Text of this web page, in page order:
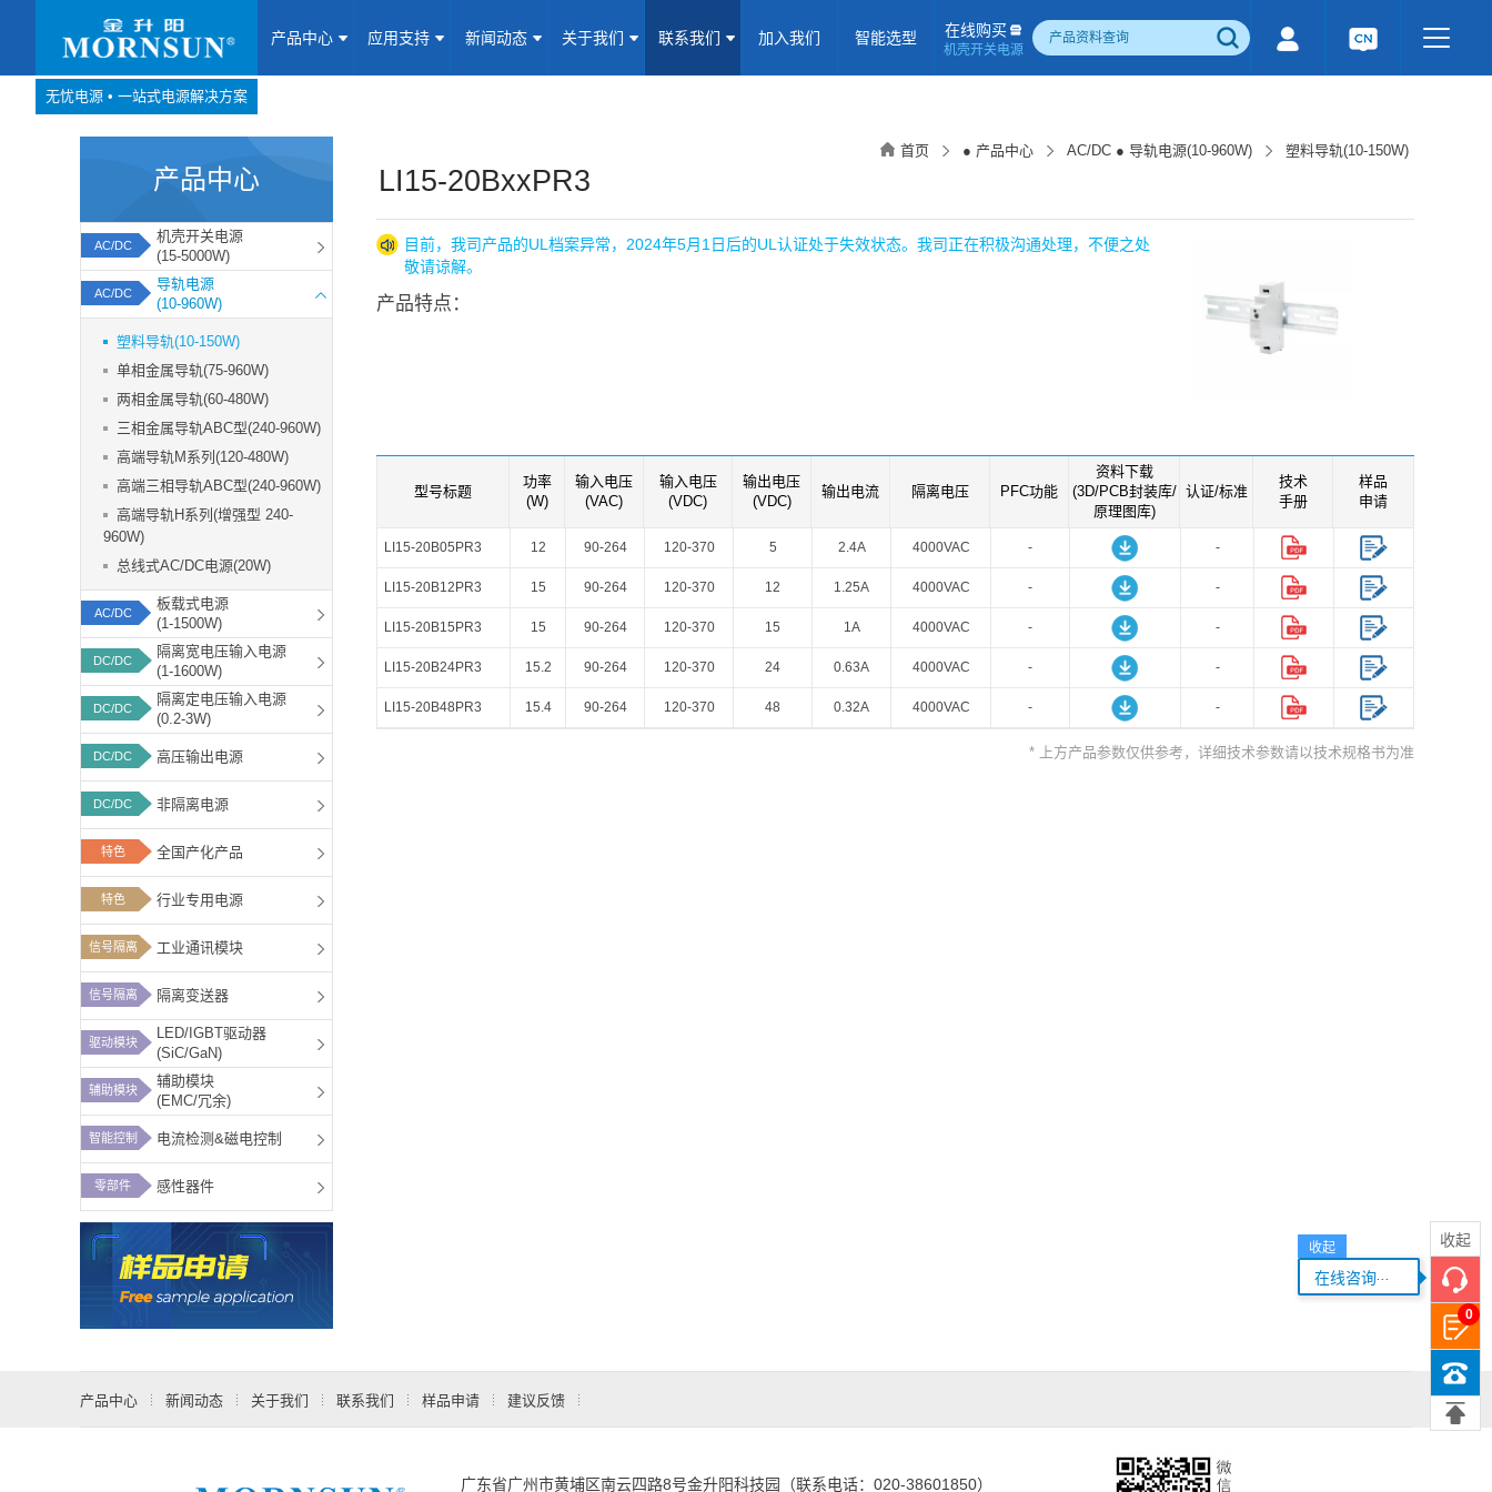
无忧电源 • 一站式电源解决方案
产品中心 应用支持 新闻动态 关于我们 联系我们 加入我们 智能选型 在线购买
机壳开关电源
网站地图
Website map
隔离变送器
应用支持
加入我们 加入我们
智能选型 样品申请 会员中心
产品中心
AC/DC
机壳开关电源
(15-5000W)
AC/DC
导轨电源
(10-960W)
塑料导轨(10-150W)
单相金属导轨(75-960W)
两相金属导轨(60-480W)
三相金属导轨ABC型(240-960W)
高端导轨M系列(120-480W)
高端三相导轨ABC型(240-960W)
高端导轨H系列(增强型 240-
960W)
总线式AC/DC电源(20W)
AC/DC
板载式电源
(1-1500W)
DC/DC
隔离宽电压输入电源
(1-1600W)
DC/DC
隔离定电压输入电源
(0.2-3W)
DC/DC 高压输出电源
DC/DC 非隔离电源
特色 全国产化产品
特色 行业专用电源
信号隔离 工业通讯模块
信号隔离 隔离变送器
驱动模块
LED/IGBT驱动器
(SiC/GaN)
辅助模块
辅助模块
(EMC/冗余)
智能控制 电流检测&磁电控制
零部件 感性器件
首页 ● 产品中心 AC/DC ● 导轨电源(10-960W) 塑料导轨(10-150W)
LI15-20BxxPR3
目前，我司产品的UL档案异常，2024年5月1日后的UL认证处于失效状态。我司正在积极沟通处理，不便之处
敬请谅解。
产品特点：
型号标题
功率
(W)
输入电压
(VAC)
输入电压
(VDC)
输出电压
(VDC)
输出电流 隔离电压 PFC功能
资料下载
(3D/PCB封装库/
原理图库)
认证/标准
技术
手册
样品
申请
LI15-20B05PR3 12 90-264 120-370 5 2.4A 4000VAC - -
LI15-20B12PR3 15 90-264 120-370 12 1.25A 4000VAC - -
LI15-20B15PR3 15 90-264 120-370 15 1A 4000VAC - -
LI15-20B24PR3 15.2 90-264 120-370 24 0.63A 4000VAC - -
LI15-20B48PR3 15.4 90-264 120-370 48 0.32A 4000VAC - -
* 上方产品参数仅供参考，详细技术参数请以技术规格书为准
收起
收起
在线咨询
0
产品中心 新闻动态 关于我们 联系我们 样品申请 建议反馈
广东省广州市黄埔区南云四路8号金升阳科技园（联系电话：020-38601850）